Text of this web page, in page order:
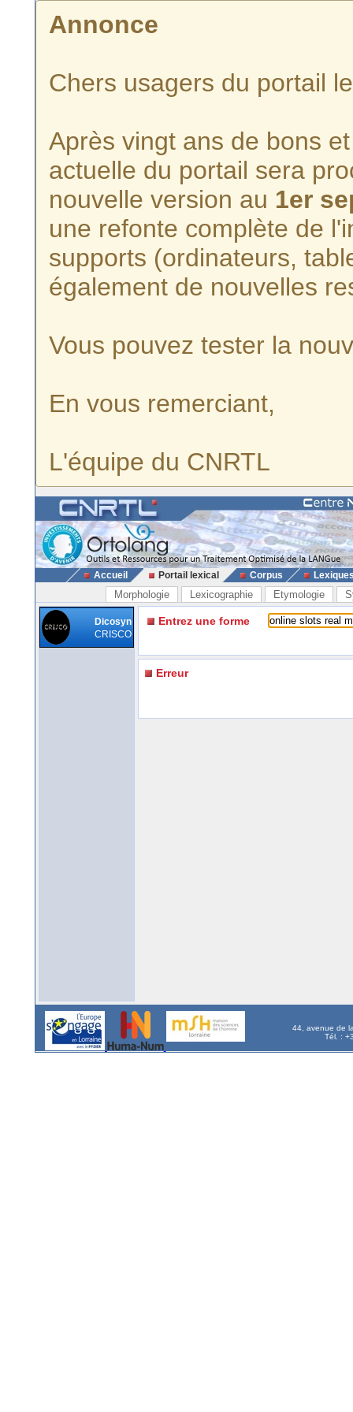
Annonce
Chers usagers du portail
Après vingt ans de bons
actuelle du portail sera
nouvelle version au 1er
une refonte complète de
supports (ordinateurs,
également de nouvelles
Vous pouvez tester la
En vous remerciant,
L'équipe du CNRTL
Accueil Portail lexical Corpus
Morphologie Lexicographie Etymologie
Dicosyn
CRISCO
Entrez une forme
Erreur
44, avenue de
Tél. :